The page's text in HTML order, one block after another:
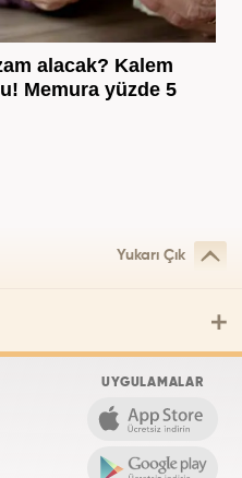
alacak? Kalem
Memura yüzde 5
Yukarı Çık
UYGULAMALAR